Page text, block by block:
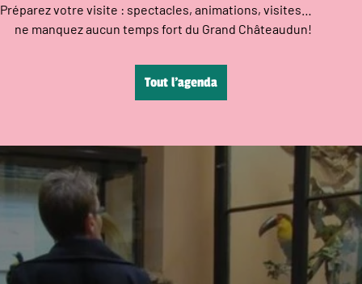
Préparez votre visite : spectacles, animations, visites…
ne manquez aucun temps fort du Grand Châteaudun!
Tout l’agenda